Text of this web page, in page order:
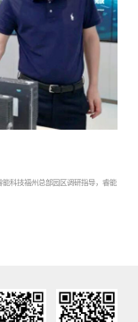
科技福州总部园区调研指导，睿能